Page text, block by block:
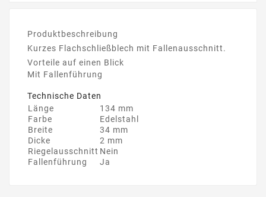
Produktbeschreibung
Kurzes Flachschließblech mit Fallenausschnitt.
Vorteile auf einen Blick
Mit Fallenführung
Technische Daten
Länge
134 mm
Farbe
Edelstahl
Breite
34 mm
Dicke
2 mm
Riegelausschnitt Nein
Fallenführung
Ja